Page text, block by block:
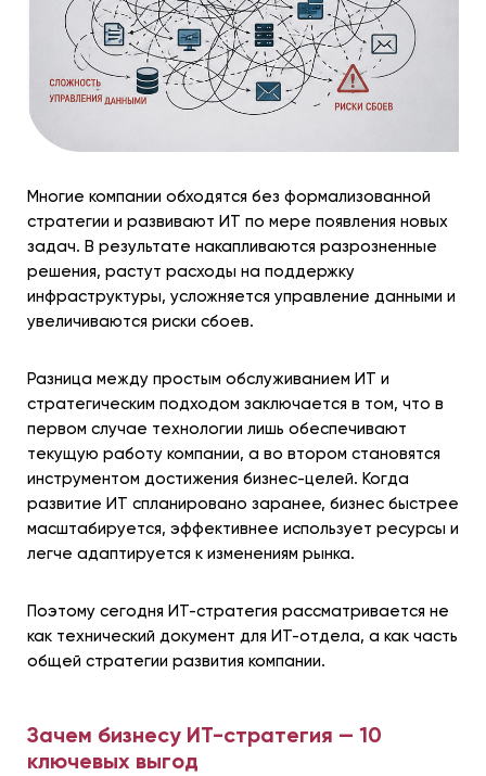
Многие компании обходятся без формализованной
стратегии и развивают ИТ по мере появления новых
задач. В результате накапливаются разрозненные
решения, растут расходы на поддержку
инфраструктуры, усложняется управление данными и
увеличиваются риски сбоев.
Разница между простым обслуживанием ИТ и
стратегическим подходом заключается в том, что в
первом случае технологии лишь обеспечивают
текущую работу компании, а во втором становятся
инструментом достижения бизнес-целей. Когда
развитие ИТ спланировано заранее, бизнес быстрее
масштабируется, эффективнее использует ресурсы и
легче адаптируется к изменениям рынка.
Поэтому сегодня ИТ-стратегия рассматривается не
как технический документ для ИТ-отдела, а как часть
общей стратегии развития компании.
Зачем бизнесу ИТ-стратегия — 10
ключевых выгод